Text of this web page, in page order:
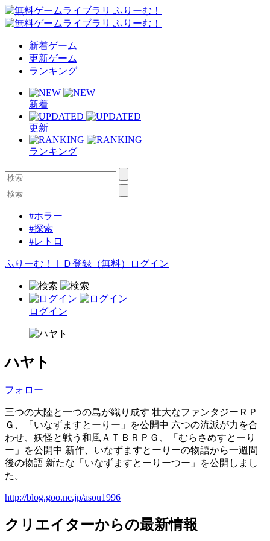
新着ゲーム
更新ゲーム
ランキング
新着
更新
ランキング
#ホラー
#探索
#レトロ
ふりーむ！ＩＤ登録（無料） ログイン
ログイン
ハヤト
フォロー
三つの大陸と一つの島が織り成す 壮大なファンタジーＲＰ
Ｇ、「いなずますとーりー」を公開中 六つの流派が力を合
わせ、妖怪と戦う和風ＡＴＢＲＰＧ、「むらさめすとーり
ー」を公開中 新作、いなずますとーりーの物語から一週間
後の物語 新たな「いなずますとーりーつー」を公開しまし
た。
http://blog.goo.ne.jp/asou1996
クリエイターからの最新情報